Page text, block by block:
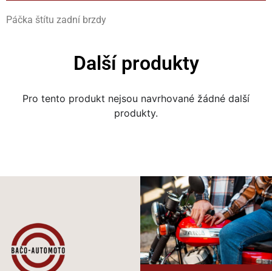
Páčka štítu zadní brzdy
Další produkty
Pro tento produkt nejsou navrhované žádné další
produkty.